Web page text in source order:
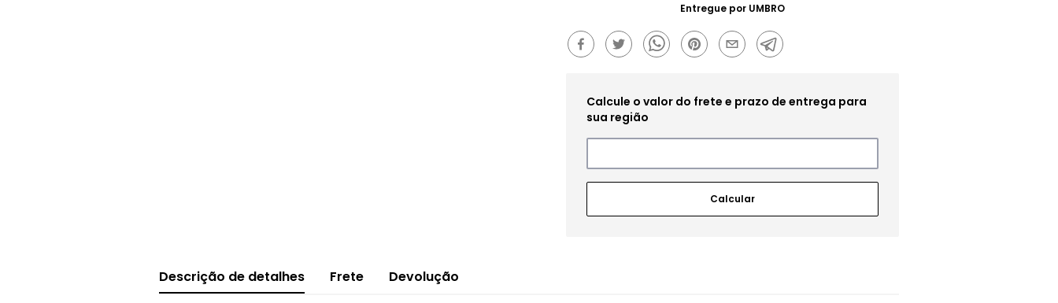
Entregue por UMBRO
Descrição de detalhes Frete Devolução